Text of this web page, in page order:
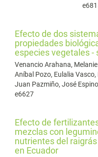
Efecto de dos
propiedades
especies vegetales -
Venancio Arahana,
Aníbal Pozo, Eulalia
Juan Pazmiño, José
e6627
Efecto de
mezclas con
nutrientes del
en Ecuador